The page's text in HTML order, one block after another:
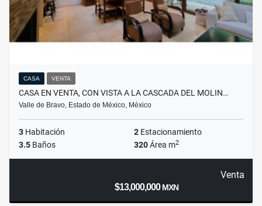
CASA VENTA
CASA EN VENTA, CON VISTA A LA CASCADA DEL MOLIN…
Valle de Bravo, Estado de México, México
3 Habitación 2 Estacionamiento
3.5 Baños 320Área m2
Venta
$13,000,000MXN